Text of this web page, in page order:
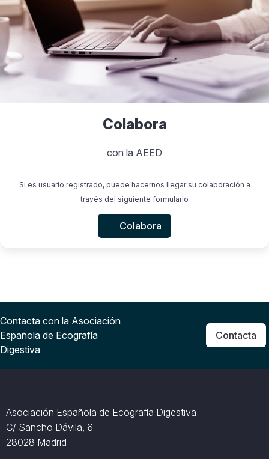
Colabora
con la AEED
Si es usuario registrado, puede hacernos llegar su colaboración a
través del siguiente formulario
Colabora
Contacta con la Asociación
Española de Ecografía
Digestiva
Contacta
Asociación Española de Ecografía Digestiva
C/ Sancho Dávila, 6
28028 Madrid